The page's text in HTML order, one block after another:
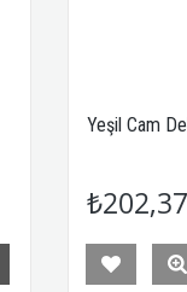
Yeşil Cam
₺202,37